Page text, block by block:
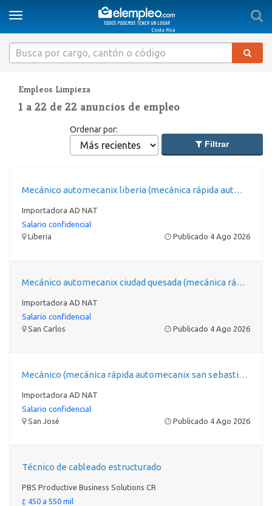
Toggle
navigation
Empleos Limpieza
1 a 22 de 22 anuncios de empleo
Filtrar
Ordenar por:
Mecánico automecanix liberia (mecánica rápida automecanix)
Importadora AD NAT
Salario confidencial
Liberia
Publicado 4 Ago 2026
Mecánico automecanix ciudad quesada (mecánica rápida automecanix)
Importadora AD NAT
Salario confidencial
San Carlos
Publicado 4 Ago 2026
Mecánico (mecánica rápida automecanix san sebastian)
Importadora AD NAT
Salario confidencial
San José
Publicado 4 Ago 2026
Técnico de cableado estructurado
PBS Productive Business Solutions CR
¢ 450 a 550 mil